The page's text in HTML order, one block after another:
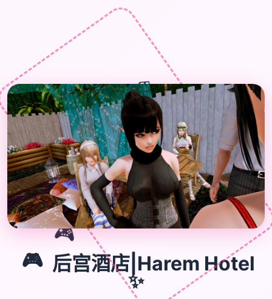
🎮
🎮 后宫酒店|Harem Hotel
✨
🎁